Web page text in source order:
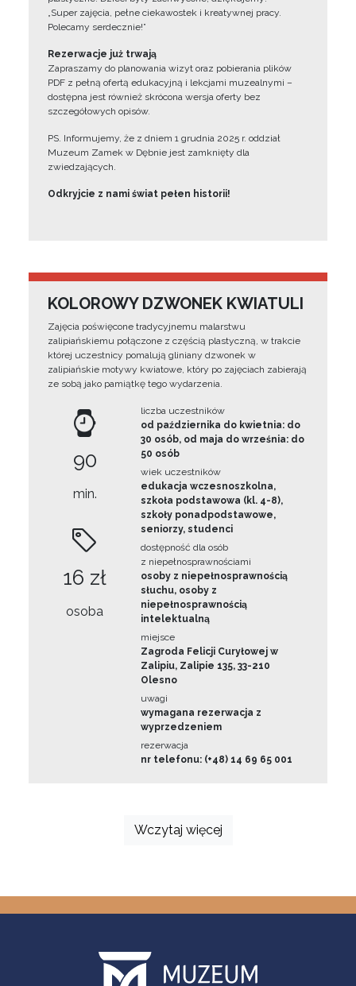
„Super zajęcia, pełne ciekawostek i kreatywnej pracy.
Polecamy serdecznie!”
Rezerwacje już trwają
Zapraszamy do planowania wizyt oraz pobierania plików
PDF z pełną ofertą edukacyjną i lekcjami muzealnymi –
dostępna jest również skrócona wersja oferty bez
szczegółowych opisów.
PS. Informujemy, że z dniem 1 grudnia 2025 r. oddział
Muzeum Zamek w Dębnie jest zamknięty dla
zwiedzających.
Odkryjcie z nami świat pełen historii!
KOLOROWY DZWONEK KWIATULI
Zajęcia poświęcone tradycyjnemu malarstwu
zalipiańskiemu połączone z częścią plastyczną, w trakcie
której uczestnicy pomalują gliniany dzwonek w
zalipiańskie motywy kwiatowe, który po zajęciach zabierają
ze sobą jako pamiątkę tego wydarzenia.
90
min.
16 zł
osoba
liczba uczestników
od października do kwietnia: do
30 osób, od maja do września: do
50 osób
wiek uczestników
edukacja wczesnoszkolna,
szkoła podstawowa (kl. 4-8),
szkoły ponadpodstawowe,
seniorzy, studenci
dostępność dla osób
z niepełnosprawnościami
osoby z niepełnosprawnością
słuchu, osoby z
niepełnosprawnością
intelektualną
miejsce
Zagroda Felicji Curyłowej w
Zalipiu, Zalipie 135, 33-210
Olesno
uwagi
wymagana rezerwacja z
wyprzedzeniem
rezerwacja
nr telefonu: (+48) 14 69 65 001
Wczytaj więcej